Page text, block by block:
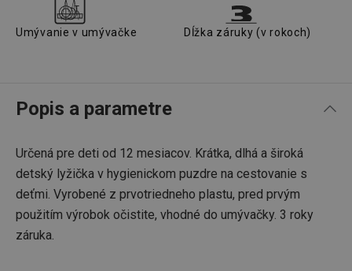
Umývanie v umývačke Dĺžka záruky (v rokoch)
Popis a parametre
Určená pre deti od 12 mesiacov. Krátka, dlhá a široká
detský lyžička v hygienickom puzdre na cestovanie s
deťmi. Vyrobené z prvotriedneho plastu, pred prvým
použitím výrobok očistite, vhodné do umývačky. 3 roky
záruka.